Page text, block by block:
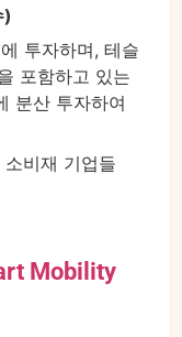
)
투자하며, 테슬
포함하고 있는
분산 투자하여
비재 기업들
Mobility